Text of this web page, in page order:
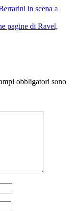
in scena a
pagine di Ravel,
obbligatori sono